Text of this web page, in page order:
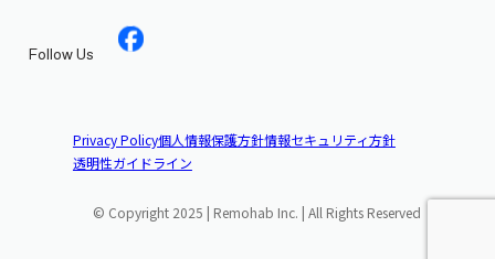
Follow Us
Privacy Policy個人情報保護方針情報セキュリティ方針
透明性ガイドライン
© Copyright 2025 | Remohab Inc. | All Rights Reserved